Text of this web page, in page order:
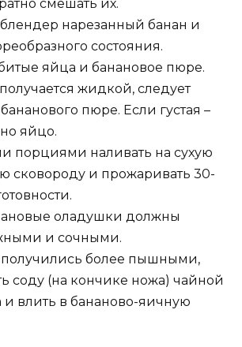
смешать их.
нарезанный банан и
состояния.
яйца и банановое пюре.
жидкой, следует
пюре. Если густая –
яйцо.
порциями наливать на сухую
сковороду и прожаривать 30-
оладушки должны
и сочными.
более пышными,
соду (на кончике ножа) чайной
и влить в бананово-яичную